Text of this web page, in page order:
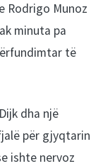
Rodrigo Munoz
minuta pa
të
dha një
për gjyqtarin
ishte nervoz